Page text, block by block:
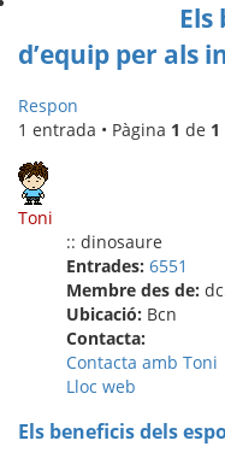
d’equip per als
Respon
1 entrada • Pàgina 1 de 1
Toni
:: dinosaure
Entrades: 6551
Membre des de:
Ubicació: Bcn
Contacta:
Contacta amb Toni
Lloc web
Els beneficis dels